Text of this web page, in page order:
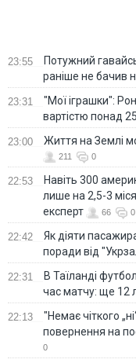
23:55
Потужний
раніше не бачив
23:31
"Мої іграшки":
вартістю понад
23:00 Життя на Землі
211 0
22:53
Навіть 300
лише на 2,5-3
експерт
66 0
22:42
Як діяти
поради від
22:31
В Таїланді
час матчу: ще 12
22:13
"Немає чіткого
повернення на
0